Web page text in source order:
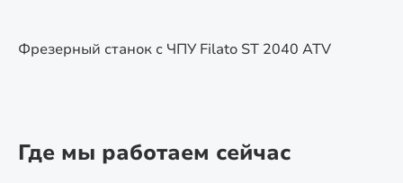
Фрезерный станок с ЧПУ Filato ST 2040 ATV
Где мы работаем сейчас